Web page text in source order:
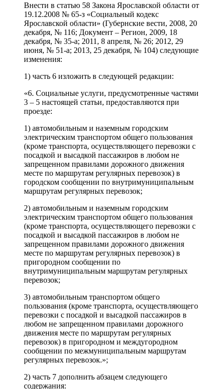
Внести в статью 58 Закона Ярославской области от
19.12.2008 № 65-з «Социальный кодекс
Ярославской области» (Губернские вести, 2008, 20
декабря, № 116; Документ – Регион, 2009, 18
декабря, № 35-а; 2011, 8 апреля, № 26; 2012, 29
июня, № 51-а; 2013, 25 декабря, № 104) следующие
изменения:
1) часть 6 изложить в следующей редакции:
«6. Социальные услуги, предусмотренные частями
3 – 5 настоящей статьи, предоставляются при
проезде:
1) автомобильным и наземным городским
электрическим транспортом общего пользования
(кроме транспорта, осуществляющего перевозки с
посадкой и высадкой пассажиров в любом не
запрещенном правилами дорожного движения
месте по маршрутам регулярных перевозок) в
городском сообщении по внутримуниципальным
маршрутам регулярных перевозок;
2) автомобильным и наземным городским
электрическим транспортом общего пользования
(кроме транспорта, осуществляющего перевозки с
посадкой и высадкой пассажиров в любом не
запрещенном правилами дорожного движения
месте по маршрутам регулярных перевозок) в
пригородном сообщении по
внутримуниципальным маршрутам регулярных
перевозок;
3) автомобильным транспортом общего
пользования (кроме транспорта, осуществляющего
перевозки с посадкой и высадкой пассажиров в
любом не запрещенном правилами дорожного
движения месте по маршрутам регулярных
перевозок) в пригородном и междугородном
сообщении по межмуниципальным маршрутам
регулярных перевозок.»;
2) часть 7 дополнить абзацем следующего
содержания: